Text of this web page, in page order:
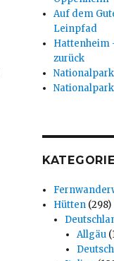
Auf dem
Leinpfad
Hattenheim
zurück
Hütten (298)
Allgäu